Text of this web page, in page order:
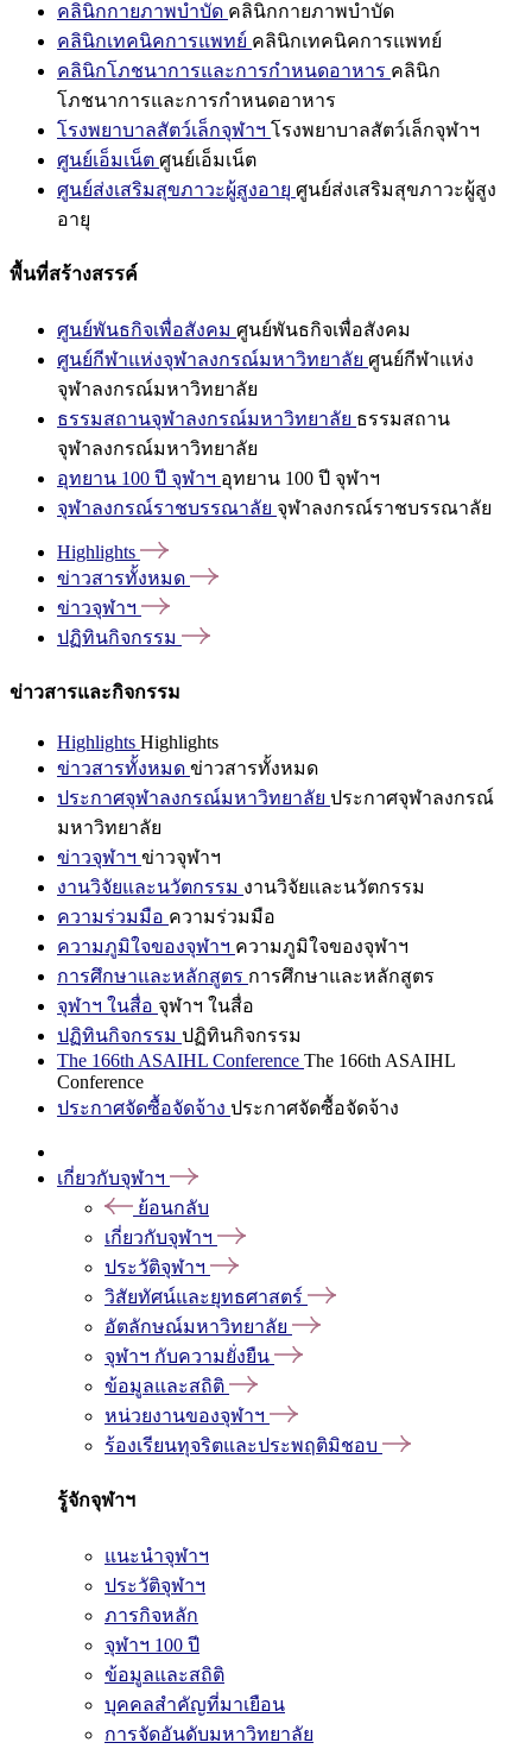
คลินิกกายภาพบำบัด คลินิกกายภาพบำบัด
คลินิกเทคนิคการแพทย์ คลินิกเทคนิคการแพทย์
คลินิกโภชนาการและการกำหนดอาหาร คลินิก
โภชนาการและการกำหนดอาหาร
โรงพยาบาลสัตว์เล็กจุฬาฯ โรงพยาบาลสัตว์เล็กจุฬาฯ
ศูนย์เอ็มเน็ต ศูนย์เอ็มเน็ต
ศูนย์ส่งเสริมสุขภาวะผู้สูงอายุ ศูนย์ส่งเสริมสุขภาวะผู้สูง
อายุ
พื้นที่สร้างสรรค์
ศูนย์พันธกิจเพื่อสังคม ศูนย์พันธกิจเพื่อสังคม
ศูนย์กีฬาแห่งจุฬาลงกรณ์มหาวิทยาลัย ศูนย์กีฬาแห่ง
จุฬาลงกรณ์มหาวิทยาลัย
ธรรมสถานจุฬาลงกรณ์มหาวิทยาลัย ธรรมสถาน
จุฬาลงกรณ์มหาวิทยาลัย
อุทยาน 100 ปี จุฬาฯ อุทยาน 100 ปี จุฬาฯ
จุฬาลงกรณ์ราชบรรณาลัย จุฬาลงกรณ์ราชบรรณาลัย
Highlights
ข่าวสารทั้งหมด
ข่าวจุฬาฯ
ปฏิทินกิจกรรม
ข่าวสารและกิจกรรม
Highlights Highlights
ข่าวสารทั้งหมด ข่าวสารทั้งหมด
ประกาศจุฬาลงกรณ์มหาวิทยาลัย ประกาศจุฬาลงกรณ์
มหาวิทยาลัย
ข่าวจุฬาฯ ข่าวจุฬาฯ
งานวิจัยและนวัตกรรม งานวิจัยและนวัตกรรม
ความร่วมมือ ความร่วมมือ
ความภูมิใจของจุฬาฯ ความภูมิใจของจุฬาฯ
การศึกษาและหลักสูตร การศึกษาและหลักสูตร
จุฬาฯ ในสื่อ จุฬาฯ ในสื่อ
ปฏิทินกิจกรรม ปฏิทินกิจกรรม
The 166th ASAIHL Conference The 166th ASAIHL
Conference
ประกาศจัดซื้อจัดจ้าง ประกาศจัดซื้อจัดจ้าง
เกี่ยวกับจุฬาฯ
ย้อนกลับ
เกี่ยวกับจุฬาฯ
ประวัติจุฬาฯ
วิสัยทัศน์และยุทธศาสตร์
อัตลักษณ์มหาวิทยาลัย
จุฬาฯ กับความยั่งยืน
ข้อมูลและสถิติ
หน่วยงานของจุฬาฯ
ร้องเรียนทุจริตและประพฤติมิชอบ
รู้จักจุฬาฯ
แนะนำจุฬาฯ
ประวัติจุฬาฯ
ภารกิจหลัก
จุฬาฯ 100 ปี
ข้อมูลและสถิติ
บุคคลสำคัญที่มาเยือน
การจัดอันดับมหาวิทยาลัย